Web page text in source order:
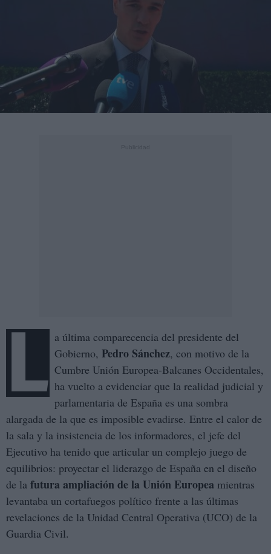
L a última comparecencia del presidente del
Gobierno, Pedro Sánchez, con motivo de la
Cumbre Unión Europea-Balcanes Occidentales,
ha vuelto a evidenciar que la realidad judicial y
parlamentaria de España es una sombra
alargada de la que es imposible evadirse. Entre el calor de
la sala y la insistencia de los informadores, el jefe del
Ejecutivo ha tenido que articular un complejo juego de
equilibrios: proyectar el liderazgo de España en el diseño
de la futura ampliación de la Unión Europea mientras
levantaba un cortafuegos político frente a las últimas
revelaciones de la Unidad Central Operativa (UCO) de la
Guardia Civil.